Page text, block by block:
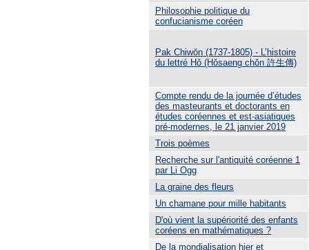
Philosophie politique du
confucianisme coréen
Pak Chiwŏn (1737-1805) - L’histoire
du lettré Hǒ (Hǒsaeng chǒn 許生傳)
Compte rendu de la journée d’études
des masteurants et doctorants en
études coréennes et est-asiatiques
pré-modernes, le 21 janvier 2019
Trois poèmes
Recherche sur l'antiquité coréenne 1
par Li Ogg
La graine des fleurs
Un chamane pour mille habitants
D'où vient la supériorité des enfants
coréens en mathématiques ?
De la mondialisation hier et